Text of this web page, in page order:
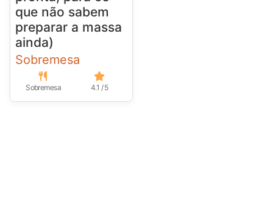
que não sabem
preparar a massa
ainda)
Sobremesa
Sobremesa 4.1 / 5